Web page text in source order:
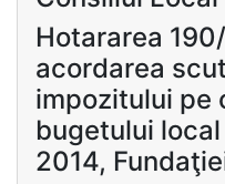
Hotararea
acordarea
impozitului pe
bugetului
2014,